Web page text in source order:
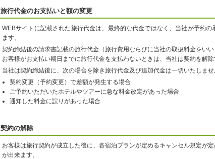
旅行代金のお支払いと額の変更
WEBサイトに記載された旅行代金は、最終的な代金ではなく、当社が予約
ます。
契約締結後の請求書記載の旅行代金（旅行費用ならびに当社の取扱料金をい
お客様がお支払い期日までに旅行代金を支払わないときは、当社は契約を解除
当社は契約締結後に、次の場合を除き旅行代金及び追加代金は一切いたしませ
契約変更（予約変更）で差額が発生する場合
ご予約いただいたホテルやツアーに急な料金改定があった場合
通知した料金に誤りがあった場合
契約の解除
お客様は旅行契約が成立した後に、各宿泊プランが定めるキャンセル規定が
が出来ます。